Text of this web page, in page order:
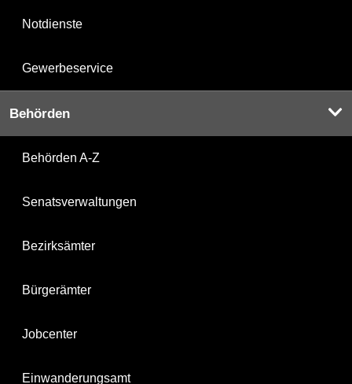
Notdienste
Gewerbeservice
Behörden
Behörden A-Z
Senatsverwaltungen
Bezirksämter
Bürgerämter
Jobcenter
Einwanderungsamt